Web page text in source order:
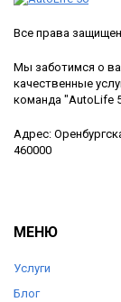
Все права
Мы заботимся о
качественные
команда "AutoLife
Адрес:
460000
МЕНЮ
Услуги
Блог